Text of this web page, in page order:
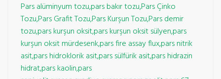
Pars alüminyum tozu,pars bakır tozu,Pars Çinko
Tozu,Pars Grafit Tozu,Pars Kurşun Tozu,Pars demir
tozu,pars kurşun oksit,pars kurşun oksit sülyen,pars
kurşun oksit mürdesenk,pars fire assay flux,pars nitrik
asit,pars hidroklorik asit,pars sülfürik asit,pars hidrazin
hidrat,pars kaolin,pars